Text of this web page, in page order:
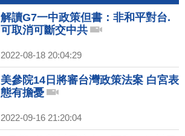
解讀G7一中政策但書：非和平對台.
可取消可斷交中共
2022-08-18 20:04:29
美參院14日將審台灣政策法案 白宮表
態有擔憂
2022-09-16 21:20:04